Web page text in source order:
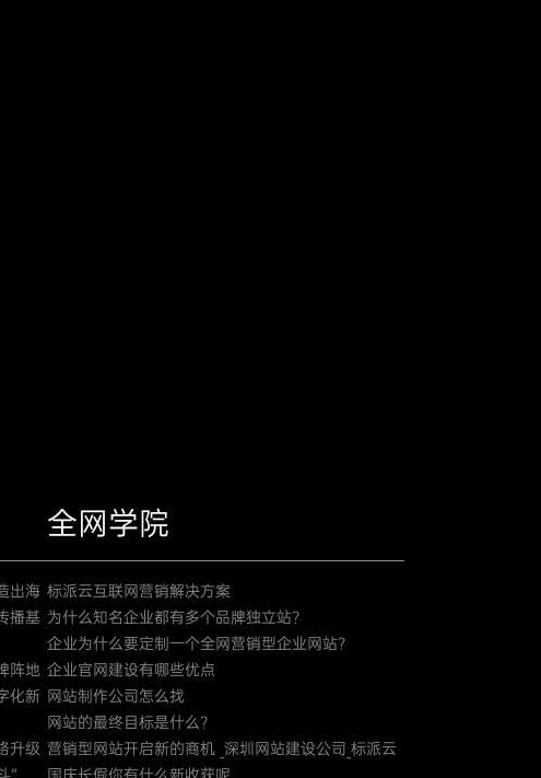
出海
播基
阵地
化新
升级
全网学院
标派云互联网营销解决方案
为什么知名企业都有多个品牌独立站？
企业为什么要定制一个全网营销型企业网站？
企业官网建设有哪些优点
网站制作公司怎么找
网站的最终目标是什么？
营销型网站开启新的商机 _深圳网站建设公司_标派云